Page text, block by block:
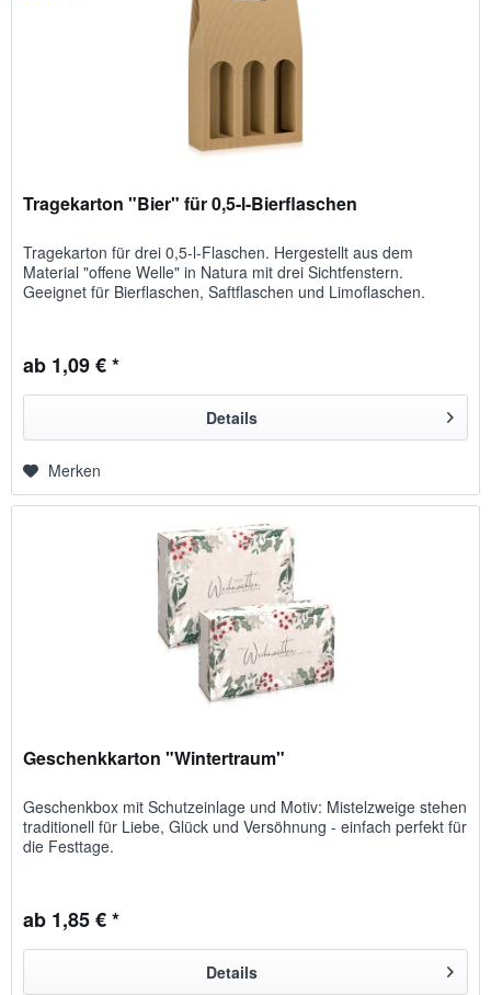
Tragekarton "Bier" für 0,5-l-Bierflaschen
Tragekarton für drei 0,5-l-Flaschen. Hergestellt aus dem
Material "offene Welle" in Natura mit drei Sichtfenstern.
Geeignet für Bierflaschen, Saftflaschen und Limoflaschen.
ab 1,09 € *
Details
Merken
Geschenkkarton "Wintertraum"
Geschenkbox mit Schutzeinlage und Motiv: Mistelzweige stehen
traditionell für Liebe, Glück und Versöhnung - einfach perfekt für
die Festtage.
ab 1,85 € *
Details